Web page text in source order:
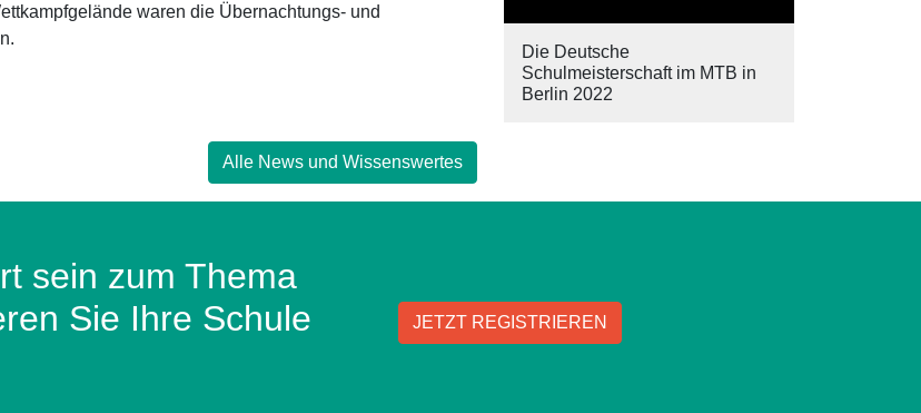
waren die Übernachtungs- und
Alle News und Wissenswertes
Die Deutsche
Schulmeisterschaft im MTB in
Berlin 2022
sein zum Thema
Sie Ihre Schule
JETZT REGISTRIEREN